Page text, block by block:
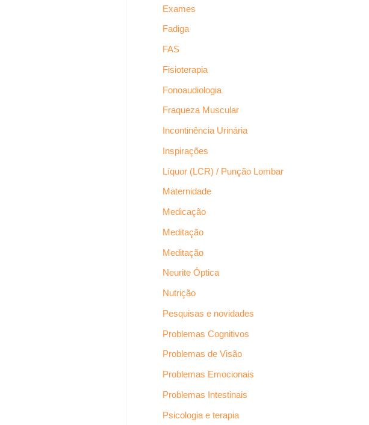
Exames
Fadiga
FAS
Fisioterapia
Fonoaudiologia
Fraqueza Muscular
Incontinência Urinária
Inspirações
Líquor (LCR) / Punção Lombar
Maternidade
Medicação
Meditação
Meditação
Neurite Óptica
Nutrição
Pesquisas e novidades
Problemas Cognitivos
Problemas de Visão
Problemas Emocionais
Problemas Intestinais
Psicologia e terapia